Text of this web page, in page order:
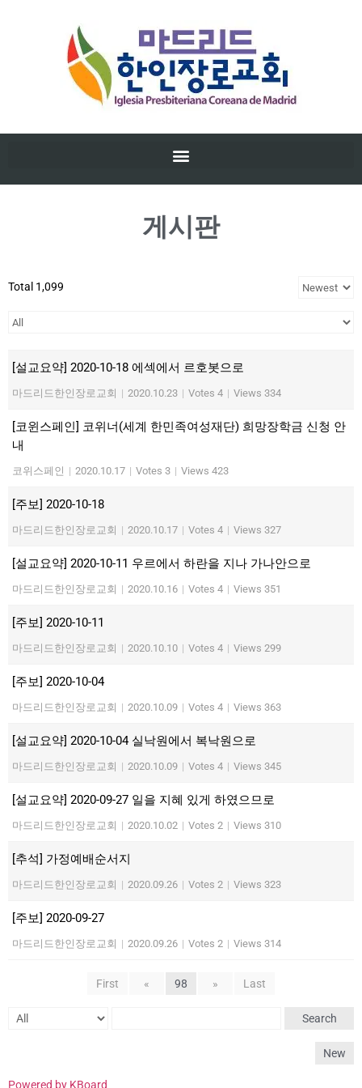
게시판
Total 1,099
[설교요약] 2020-10-18 에섹에서 르호봇으로
마드리드한인장로교회 | 2020.10.23 | Votes 4 | Views 334
[코윈스페인] 코위너(세계 한민족여성재단) 희망장학금 신청 안
내
코위스페인 | 2020.10.17 | Votes 3 | Views 423
[주보] 2020-10-18
마드리드한인장로교회 | 2020.10.17 | Votes 4 | Views 327
[설교요약] 2020-10-11 우르에서 하란을 지나 가나안으로
마드리드한인장로교회 | 2020.10.16 | Votes 4 | Views 351
[주보] 2020-10-11
마드리드한인장로교회 | 2020.10.10 | Votes 4 | Views 299
[주보] 2020-10-04
마드리드한인장로교회 | 2020.10.09 | Votes 4 | Views 363
[설교요약] 2020-10-04 실낙원에서 복낙원으로
마드리드한인장로교회 | 2020.10.09 | Votes 4 | Views 345
[설교요약] 2020-09-27 일을 지혜 있게 하였으므로
마드리드한인장로교회 | 2020.10.02 | Votes 2 | Views 310
[추석] 가정예배순서지
마드리드한인장로교회 | 2020.09.26 | Votes 2 | Views 323
[주보] 2020-09-27
마드리드한인장로교회 | 2020.09.26 | Votes 2 | Views 314
First « 98 » Last
Search
New
Powered by KBoard